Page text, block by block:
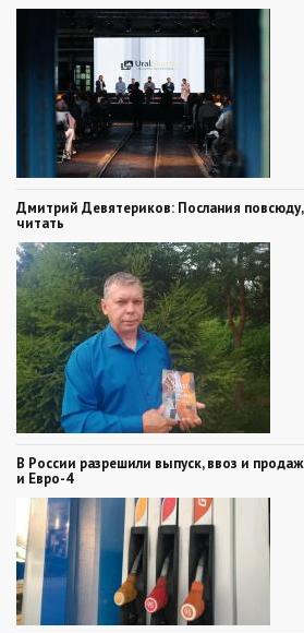
Дмитрий Девятериков: Послания
читать
В России разрешили выпуск, ввоз и
и Евро-4